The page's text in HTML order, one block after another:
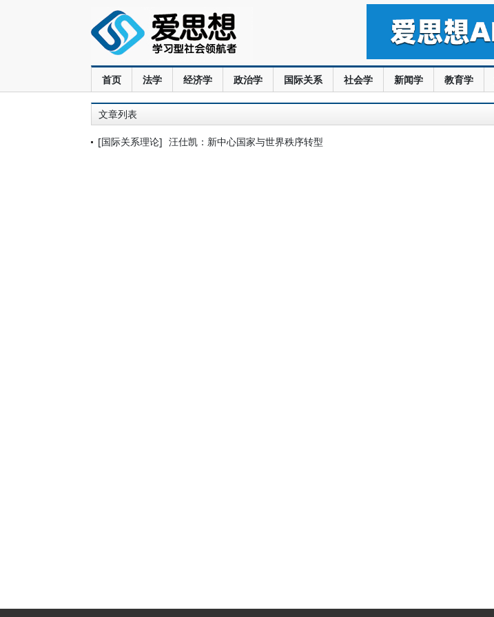
首页 法学 经济学 政治学 国际关系 社会学 新闻学 教育学
文章列表
[国际关系理论] 汪仕凯：新中心国家与世界秩序转型